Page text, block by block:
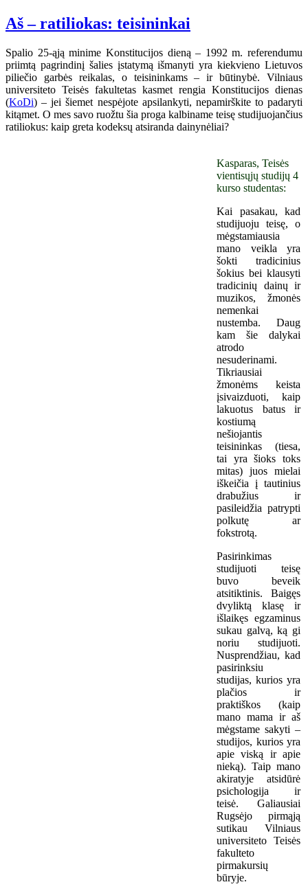
Aš – ratiliokas: teisininkai
Spalio 25-ąją minime Konstitucijos dieną – 1992 m. referendumu
priimtą pagrindinį šalies įstatymą išmanyti yra kiekvieno Lietuvos
piliečio garbės reikalas, o teisininkams – ir būtinybė. Vilniaus
universiteto Teisės fakultetas kasmet rengia Konstitucijos dienas
(KoDi) – jei šiemet nespėjote apsilankyti, nepamirškite to padaryti
kitąmet. O mes savo ruožtu šia proga kalbiname teisę studijuojančius
ratiliokus: kaip greta kodeksų atsiranda dainynėliai?
Kasparas, Teisės
vientisųjų studijų 4
kurso studentas:
Kai pasakau, kad
studijuoju teisę, o
mėgstamiausia
mano veikla yra
šokti tradicinius
šokius bei klausyti
tradicinių dainų ir
muzikos, žmonės
nemenkai
nustemba. Daug
kam šie dalykai
atrodo
nesuderinami.
Tikriausiai
žmonėms keista
įsivaizduoti, kaip
lakuotus batus ir
kostiumą
nešiojantis
teisininkas (tiesa,
tai yra šioks toks
mitas) juos mielai
iškeičia į tautinius
drabužius ir
pasileidžia patrypti
polkutę ar
fokstrotą.
Pasirinkimas
studijuoti teisę
buvo beveik
atsitiktinis. Baigęs
dvyliktą klasę ir
išlaikęs egzaminus
sukau galvą, ką gi
noriu studijuoti.
Nusprendžiau, kad
pasirinksiu
studijas, kurios yra
plačios ir
praktiškos (kaip
mano mama ir aš
mėgstame sakyti –
studijos, kurios yra
apie viską ir apie
nieką). Taip mano
akiratyje atsidūrė
psichologija ir
teisė. Galiausiai
Rugsėjo pirmąją
sutikau Vilniaus
universiteto Teisės
fakulteto
pirmakursių
būryje.